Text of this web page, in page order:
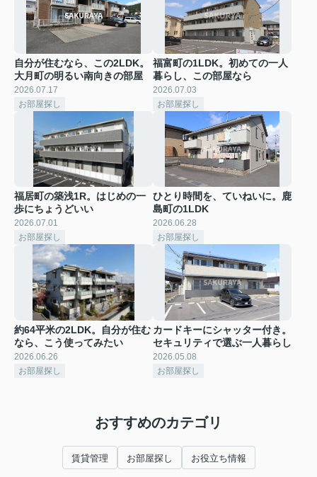
自分が住むなら、この2LDK。
大月町の明るい南向きの部屋
2026.07.17
お部屋探し
福富町の1LDK。初めての一人
暮らし、この部屋なら
2026.07.03
お部屋探し
福居町の築浅1R。はじめの一
歩にちょうどいい
2026.07.01
お部屋探し
ひとり時間を、ていねいに。鹿
島町の1LDK
2026.06.28
お部屋探し
約64平米の2LDK。自分が住む
なら、こう使ってみたい
2026.06.26
お部屋探し
カードキーにシャッター付き。
セキュリティで選ぶ一人暮らし
2026.05.08
お部屋探し
おすすめのカテゴリ
賃貸管理 お部屋探し お役立ち情報